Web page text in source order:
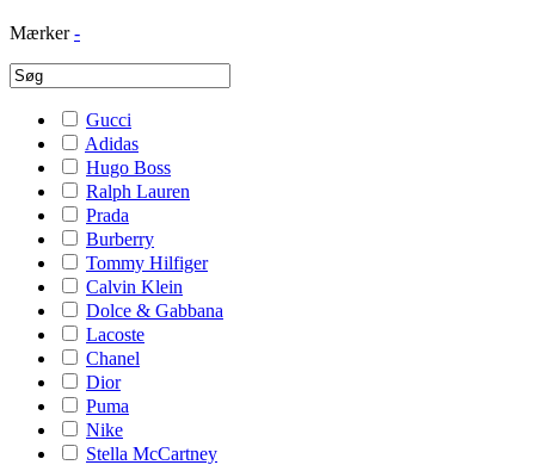
Mærker -
Gucci
Adidas
Hugo Boss
Ralph Lauren
Prada
Burberry
Tommy Hilfiger
Calvin Klein
Dolce & Gabbana
Lacoste
Chanel
Dior
Puma
Nike
Stella McCartney